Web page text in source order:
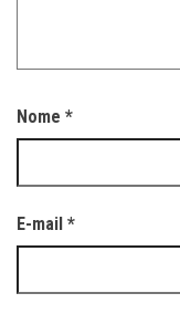
Nome *
E-mail *